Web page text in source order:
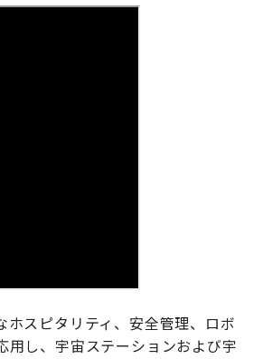
スピタリティ、安全管理、ロボ
用し、宇宙ステーションおよび宇